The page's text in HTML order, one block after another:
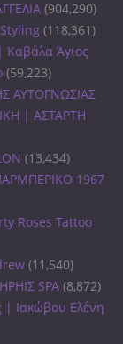
(904,290)
(118,361)
Καβάλα Άγιος
(59,223)
ΑΥΤΟΓΝΩΣΙΑΣ
| ΑΣΤΑΡΤΗ
(13,434)
1967
Roses Tattoo
(11,540)
SPA (8,872)
| Ιακώβου Ελένη